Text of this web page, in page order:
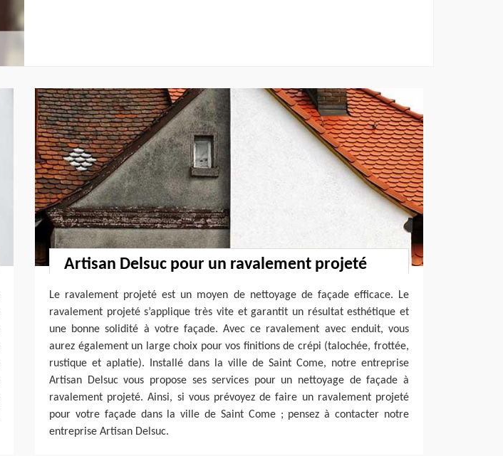
Artisan Delsuc pour un ravalement projeté
Le ravalement projeté est un moyen de nettoyage de façade efficace. Le
ravalement projeté s’applique très vite et garantit un résultat esthétique et
une bonne solidité à votre façade. Avec ce ravalement avec enduit, vous
aurez également un large choix pour vos finitions de crépi (talochée, frottée,
rustique et aplatie). Installé dans la ville de Saint Come, notre entreprise
Artisan Delsuc vous propose ses services pour un nettoyage de façade à
ravalement projeté. Ainsi, si vous prévoyez de faire un ravalement projeté
pour votre façade dans la ville de Saint Come ; pensez à contacter notre
entreprise Artisan Delsuc.